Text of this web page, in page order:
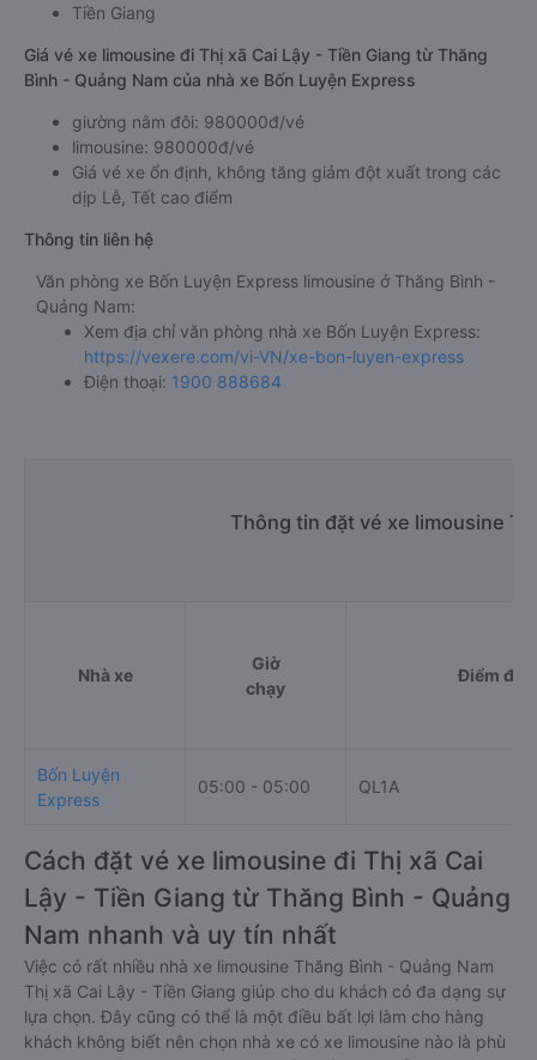
Tiền Giang
Giá vé xe limousine đi Thị xã Cai Lậy - Tiền Giang từ Thăng
Bình - Quảng Nam của nhà xe Bốn Luyện Express
giường nằm đôi: 980000đ/vé
limousine: 980000đ/vé
Giá vé xe ổn định, không tăng giảm đột xuất trong các
dịp Lễ, Tết cao điểm
Thông tin liên hệ
Văn phòng xe Bốn Luyện Express limousine ở Thăng Bình -
Quảng Nam:
Xem địa chỉ văn phòng nhà xe Bốn Luyện Express:
https://vexere.com/vi-VN/xe-bon-luyen-express
Điện thoại: 1900 888684
Thông tin đặt vé xe limousine
Nhà xe
Giờ
chạy
Điểm đi
Bốn Luyện
Express
05:00 - 05:00 QL1A
Cách đặt vé xe limousine đi Thị xã Cai
Lậy - Tiền Giang từ Thăng Bình - Quảng
Nam nhanh và uy tín nhất
Việc có rất nhiều nhà xe limousine Thăng Bình - Quảng Nam
Thị xã Cai Lậy - Tiền Giang giúp cho du khách có đa dạng sự
lựa chọn. Đây cũng có thể là một điều bất lợi làm cho hàng
khách không biết nên chọn nhà xe có xe limousine nào là phù